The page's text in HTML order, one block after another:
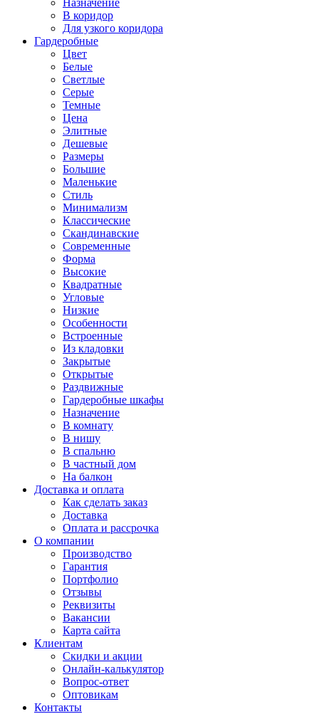
Назначение
В коридор
Для узкого коридора
Гардеробные
Цвет
Белые
Светлые
Серые
Темные
Цена
Элитные
Дешевые
Размеры
Большие
Маленькие
Стиль
Минимализм
Классические
Скандинавские
Современные
Форма
Высокие
Квадратные
Угловые
Низкие
Особенности
Встроенные
Из кладовки
Закрытые
Открытые
Раздвижные
Гардеробные шкафы
Назначение
В комнату
В нишу
В спальню
В частный дом
На балкон
Доставка и оплата
Как сделать заказ
Доставка
Оплата и рассрочка
О компании
Производство
Гарантия
Портфолио
Отзывы
Реквизиты
Вакансии
Карта сайта
Клиентам
Скидки и акции
Онлайн-калькулятор
Вопрос-ответ
Оптовикам
Контакты